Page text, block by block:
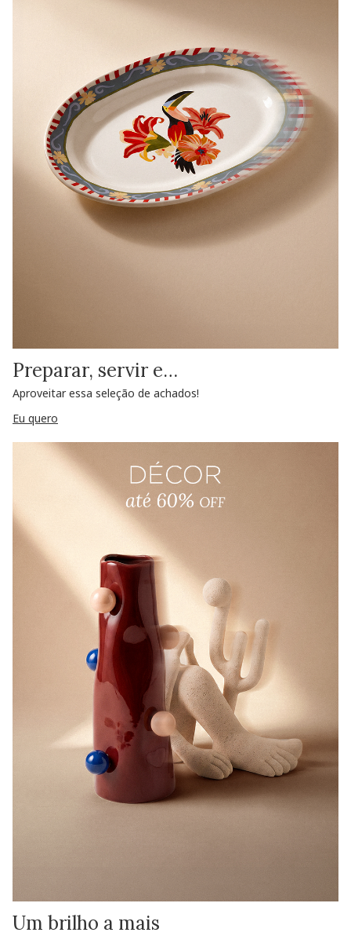
Preparar, servir e…
Aproveitar essa seleção de achados!
Eu quero
Um brilho a mais